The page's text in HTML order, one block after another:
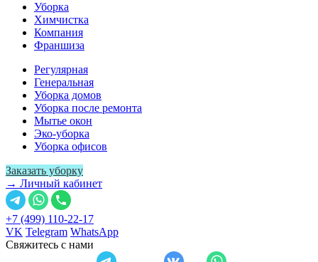
Уборка
Химчистка
Компания
Франшиза
Регулярная
Генеральная
Уборка домов
Уборка после ремонта
Мытье окон
Эко-уборка
Уборка офисов
Заказать уборку
→ Личный кабинет
+7 (499) 110-22-17
VK Telegram WhatsApp
Свяжитесь с нами